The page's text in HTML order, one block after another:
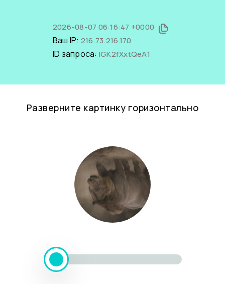
2026-08-07 06:16:47 +0000
Ваш IP: 216.73.216.170
ID запроса: lGK2fXxtQeA1
Разверните картинку горизонтально